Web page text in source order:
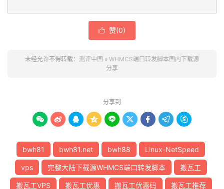
 赞(0)
未经允许不得转载： 测评中国 » WHMCS端口转发脚本国内下载源
分享
分享到
        
bwh81 bwh81.net bwh88 Linux-NetSpeed
vps 完整大陆下载源WHMCS端口转发脚本 搬瓦工
搬瓦工VPS 搬瓦工优惠 搬瓦工优惠码 搬瓦工推荐